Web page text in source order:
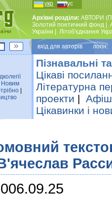
укр рус
Архівні розділи: АВТОРИ
Золотий поетичний фонд
України
Лiтоб'єднання
вхiд для авторiв логін:
Новим
Пізнавальні
Цікаві
Літературна
проекти |
Цікавинки і